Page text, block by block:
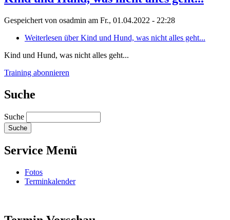
Gespeichert von osadmin am Fr., 01.04.2022 - 22:28
Weiterlesen über Kind und Hund, was nicht alles geht...
Kind und Hund, was nicht alles geht...
Training abonnieren
Suche
Suche
Service Menü
Fotos
Terminkalender